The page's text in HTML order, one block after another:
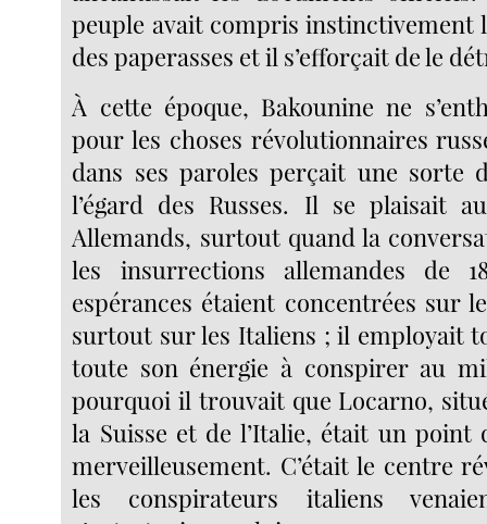
peuple avait compris instinctivement
des paperasses et il s’efforçait de le
À cette époque, Bakounine ne
pour les choses révolutionnaires
dans ses paroles perçait une sorte
l’égard des Russes. Il se plaisait
Allemands, surtout quand la
les insurrections allemandes de
espérances étaient concentrées sur
surtout sur les Italiens ; il employait
toute son énergie à conspirer au
pourquoi il trouvait que Locarno,
la Suisse et de l’Italie, était un point
merveilleusement. C’était le centre
les conspirateurs italiens